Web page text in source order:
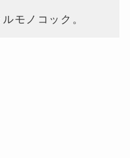
モノコック。